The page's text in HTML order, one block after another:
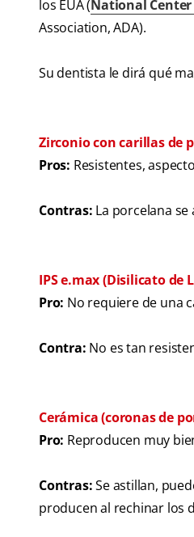
los EUA (National
Association, ADA).
Su dentista le dirá qué
Zirconio con carillas de
Pros: Resistentes,
Contras: La porcelana
IPS e.max (Disilicato de
Pro: No requiere de una
Contra: No es tan
Cerámica (coronas de
Pro: Reproducen muy
Contras:Se astillan,
producen al rechinar los